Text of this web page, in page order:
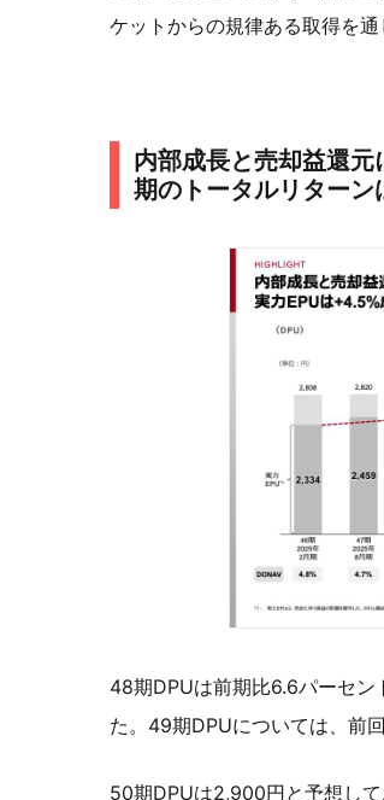
ケットからの規律ある取得を通
内部成長と売却益還
期のトータルリターン
48期DPUは前期比6.6パーセ
た。49期DPUについては、前
50期DPUは2,900円と予想し